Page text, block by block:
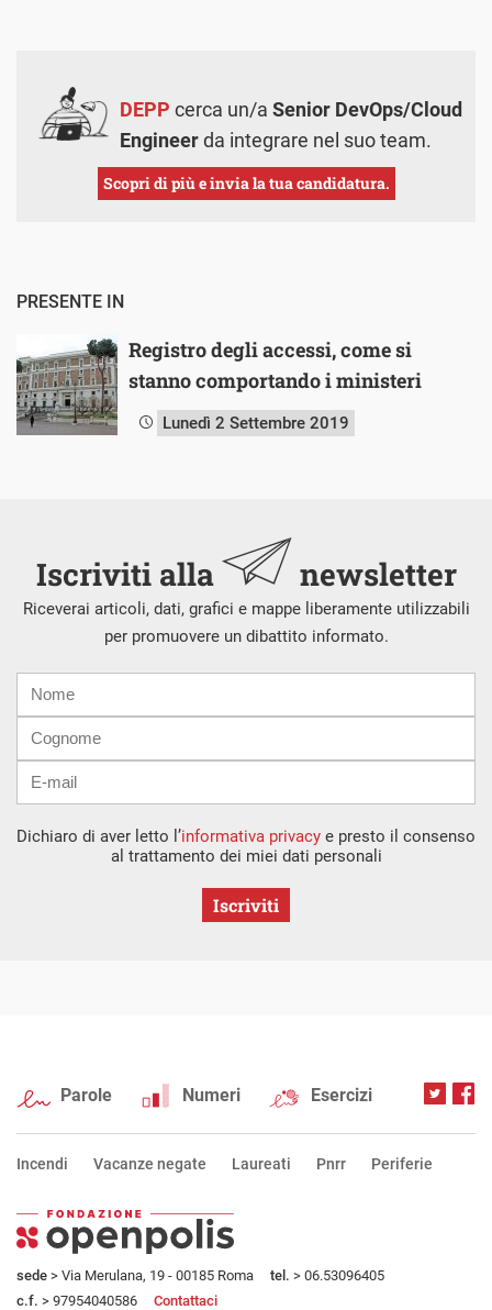
DEPP cerca un/a Senior DevOps/Cloud
Engineerda integrare nel suo team.
Scopri di più e invia la tua candidatura.
PRESENTE IN
Registro degli accessi, come si
stanno comportando i ministeri
Lunedì 2 Settembre 2019
Iscriviti alla newsletter
Riceverai articoli, dati, grafici e mappe liberamente utilizzabili
per promuovere un dibattito informato.
mail
Dichiaro di aver letto l’informativa privacy e presto il consenso
al trattamento dei miei dati personali
Iscriviti
Parole Numeri Esercizi
Incendi Vacanze negate Laureati Pnrr Periferie
sede > Via Merulana, 19 - 00185 Roma tel. > 06.53096405
c.f. > 97954040586 Contattaci